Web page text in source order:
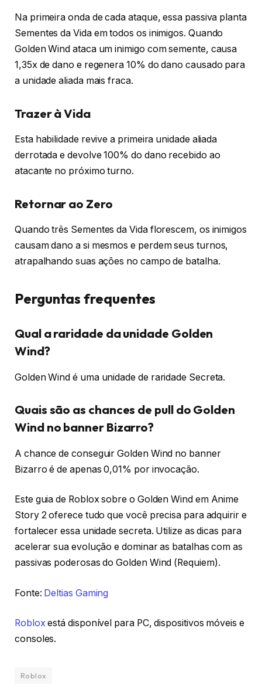
Na primeira onda de cada ataque, essa passiva planta
Sementes da Vida em todos os inimigos. Quando
Golden Wind ataca um inimigo com semente, causa
1,35x de dano e regenera 10% do dano causado para
a unidade aliada mais fraca.
Trazer à Vida
Esta habilidade revive a primeira unidade aliada
derrotada e devolve 100% do dano recebido ao
atacante no próximo turno.
Retornar ao Zero
Quando três Sementes da Vida florescem, os inimigos
causam dano a si mesmos e perdem seus turnos,
atrapalhando suas ações no campo de batalha.
Perguntas frequentes
Qual a raridade da unidade Golden
Wind?
Golden Wind é uma unidade de raridade Secreta.
Quais são as chances de pull do Golden
Wind no banner Bizarro?
A chance de conseguir Golden Wind no banner
Bizarro é de apenas 0,01% por invocação.
Este guia de Roblox sobre o Golden Wind em Anime
Story 2 oferece tudo que você precisa para adquirir e
fortalecer essa unidade secreta. Utilize as dicas para
acelerar sua evolução e dominar as batalhas com as
passivas poderosas do Golden Wind (Requiem).
Fonte: Deltias Gaming
Robloxestá disponível para PC, dispositivos móveis e
consoles.
Roblox